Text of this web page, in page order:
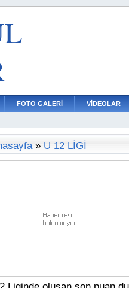
FOTO GALERİ VİDEOLAR
» U 12 LİGİ